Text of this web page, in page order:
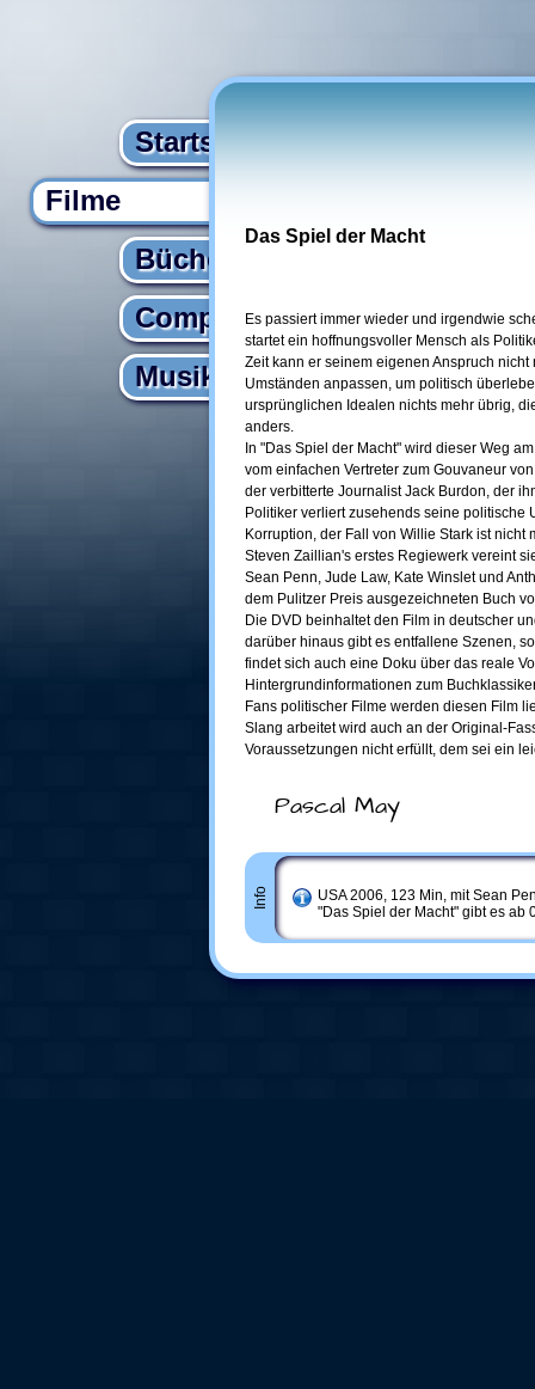
Startseite
Filme
Bücher
Computer
Musik
Das Spiel der Macht
Es passiert immer wieder und irgendwie
startet ein hoffnungsvoller Mensch als
Zeit kann er seinem eigenen Anspruch
Umständen anpassen, um politisch
ursprünglichen Idealen nichts mehr übrig,
anders.
In "Das Spiel der Macht" wird dieser Weg
vom einfachen Vertreter zum Gouvaneur
der verbitterte Journalist Jack Burdon, der
Politiker verliert zusehends seine politische
Korruption, der Fall von Willie Stark ist nicht
Steven Zaillian's erstes Regiewerk vereint
Sean Penn, Jude Law, Kate Winslet und
dem Pulitzer Preis ausgezeichneten Buch
Die DVD beinhaltet den Film in deutscher
darüber hinaus gibt es entfallene Szenen,
findet sich auch eine Doku über das reale
Hintergrundinformationen zum
Fans politischer Filme werden diesen Film
Slang arbeitet wird auch an der Original-
Voraussetzungen nicht erfüllt, dem sei ein
Pascal May
Info
USA 2006, 123 Min, mit Sean
"Das Spiel der Macht" gibt es ab